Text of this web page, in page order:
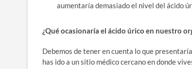
aumentaría demasiado el nivel del ácido
¿Qué ocasionaría el ácido úrico en nuestro
Debemos de tener en cuenta lo que
has ido a un sitio médico cercano en donde